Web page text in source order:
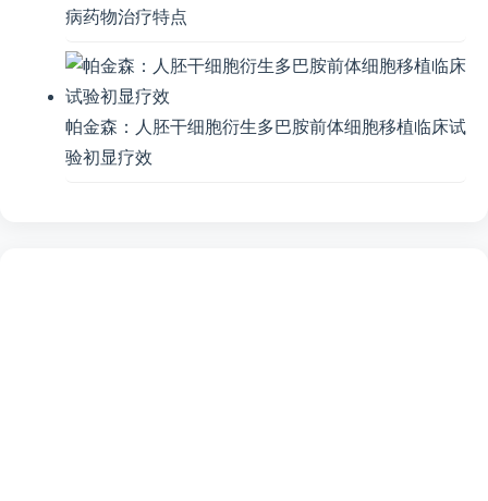
病药物治疗特点
帕金森：人胚干细胞衍生多巴胺前体细胞移植临床试
验初显疗效